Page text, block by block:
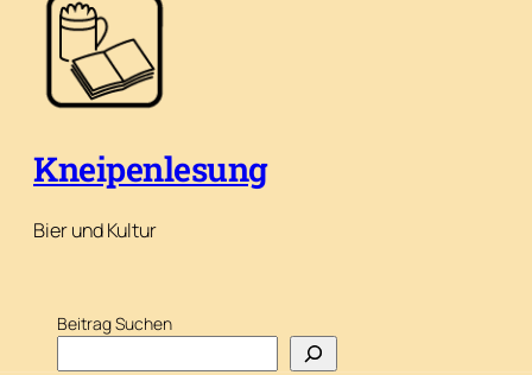
Kneipenlesung
Bier und Kultur
Beitrag Suchen